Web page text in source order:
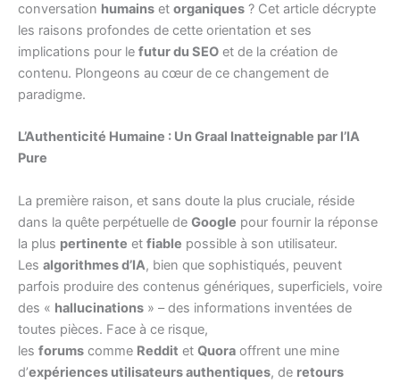
conversation humains et organiques ? Cet article décrypte
les raisons profondes de cette orientation et ses
implications pour le futur du SEO et de la création de
contenu. Plongeons au cœur de ce changement de
paradigme.
L’Authenticité Humaine : Un Graal Inatteignable par l’IA
Pure
La première raison, et sans doute la plus cruciale, réside
dans la quête perpétuelle de Google pour fournir la réponse
la plus pertinente et fiable possible à son utilisateur.
Les algorithmes d’IA, bien que sophistiqués, peuvent
parfois produire des contenus génériques, superficiels, voire
des « hallucinations » – des informations inventées de
toutes pièces. Face à ce risque,
les forums comme Reddit et Quora offrent une mine
d’expériences utilisateurs authentiques, de retours